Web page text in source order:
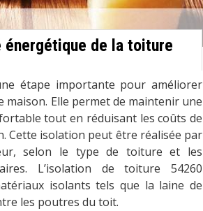
de la toiture
étape importante pour améliorer
maison. Elle permet de maintenir une
tout en réduisant les coûts de
Cette isolation peut être réalisée par
selon le type de toiture et les
L’isolation de toiture 54260
isolants tels que la laine de
les poutres du toit.